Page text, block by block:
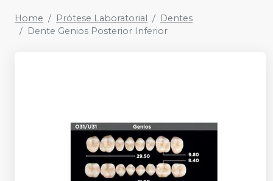
Home Prótese Laboratorial
Dentes
Dente Genios Posterior Inferior